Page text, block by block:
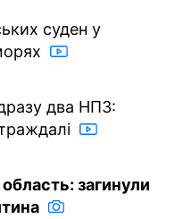
суден у
два НПЗ:
загинули